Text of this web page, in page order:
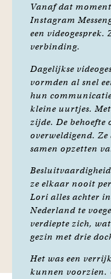
Vanaf dat
Instagram
een videogesprek.
verbinding.
Dagelijkse
vormden al snel
hun
kleine uurtjes.
zijde. De behoefte
overweldigend.
samen opzetten
ze elkaar nooit
Lori alles achter
Nederland te
verdiepte zich,
gezin met drie
Het was een
kunnen voorzien.